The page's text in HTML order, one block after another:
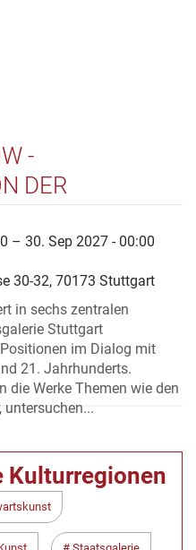
-
DER
– 30. Sep 2027 - 00:00
30-32, 70173 Stuttgart
in sechs zentralen
Stuttgart
im Dialog mit
21. Jahrhunderts.
die Werke Themen wie den
untersuchen...
Kulturregionen